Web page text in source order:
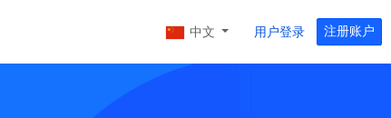
中文 用户登录 注册账户